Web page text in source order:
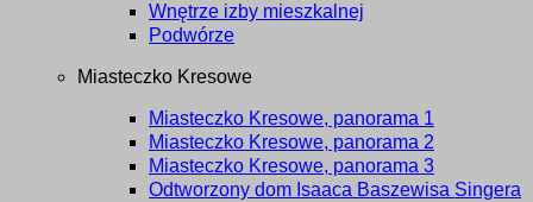
Wnętrze izby mieszkalnej
Podwórze
Miasteczko Kresowe
Miasteczko Kresowe, panorama 1
Miasteczko Kresowe, panorama 2
Miasteczko Kresowe, panorama 3
Odtworzony dom Isaaca Baszewisa Singera